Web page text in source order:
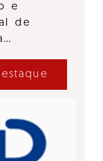
e
de